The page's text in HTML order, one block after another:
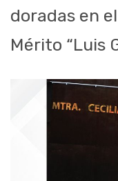
doradas en
Mérito “Luis